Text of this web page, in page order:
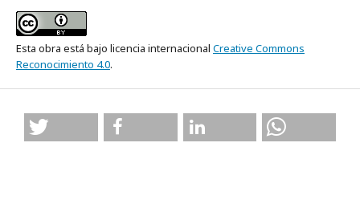
Esta obra está bajo licencia internacional Creative Commons
Reconocimiento 4.0.